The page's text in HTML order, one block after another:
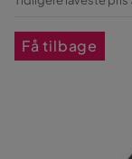
Få tilbage